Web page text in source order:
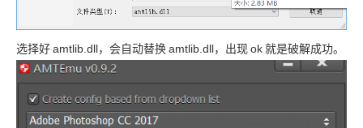
选择好amtlib.dll，会自动替换amtlib.dll，出现ok就是破解成功。